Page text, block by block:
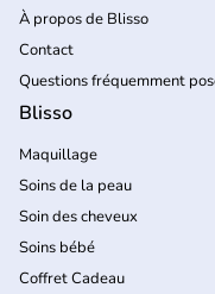
À propos de Blisso
Contact
Questions fréquemment
Blisso
Maquillage
Soins de la peau
Soin des cheveux
Soins bébé
Coffret Cadeau